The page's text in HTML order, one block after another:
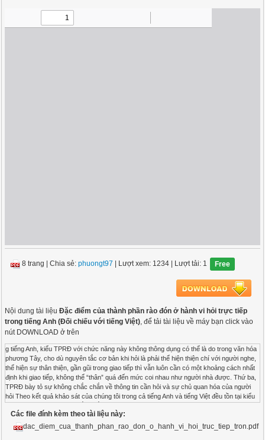
8 trang |Chia sẻ:phuongt97 | Lượt xem: 1234 | Lượt tải: 1 Free
Nội dung tài liệuĐặc điểm của thành phần rào đón ở hành vi hỏi trực tiếp
trong tiếng Anh (Đối chiếu với tiếng Việt), để tải tài liệu về máy bạn click vào
nút DOWNLOAD ở trên
g tiếng Anh, kiểu TPRĐ với chức năng này không thông dụng có thể là do trong văn hóa
phương Tây, cho dù nguyên tắc cơ bản khi hỏi là phải thể hiện thiện chí với người nghe,
thể hiện sự thân thiện, gần gũi trong giao tiếp thì vẫn luôn cần có một khoảng cách nhất
định khi giao tiếp, không thể “thân” quá đến mức coi nhau như người nhà được. Thứ ba,
TPRĐ bày tỏ sự không chắc chắn về thông tin cần hỏi và sự chủ quan hóa của người
hỏi Theo kết quả khảo sát của chúng tôi trong cả tiếng Anh và tiếng Việt đều tồn tại kiểu
hỏi trong phát ngôn hỏi. Có thể liệt kê ở đây một số ví dụ kiểu TPRĐ này trong tiếng Anh:
I may be mistaken, but are you the person who ...?(Có thể tôi nhầm nhưng bạn có phải
là người mà)/ I am not sure if this is right, but is it OK if I...?(Tôi không chắc điều này có
Các file đính kèm theo tài liệu này:
dac_diem_cua_thanh_phan_rao_don_o_hanh_vi_hoi_truc_tiep_tron.pdf